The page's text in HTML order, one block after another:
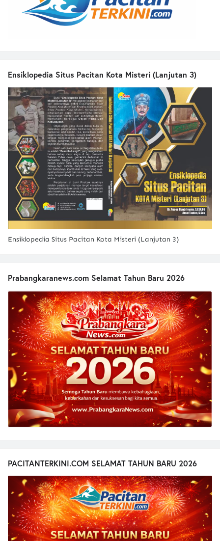
Ensiklopedia Situs Pacitan Kota Misteri (Lanjutan 3)
Ensiklopedia Situs Pacitan Kota Misteri (Lanjutan 3)
Prabangkaranews.com Selamat Tahun Baru 2026
PACITANTERKINI.COM SELAMAT TAHUN BARU 2026